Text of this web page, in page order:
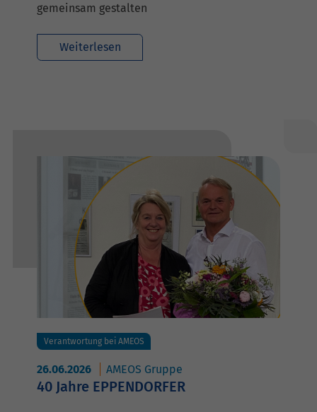
gemeinsam gestalten
Weiterlesen
Verantwortung bei AMEOS
26.06.2026 AMEOS Gruppe
40 Jahre EPPENDORFER